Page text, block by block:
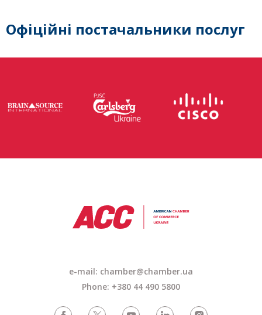
Офіційні постачальники послуг
e-mail: chamber@chamber.ua
Phone: +380 44 490 5800